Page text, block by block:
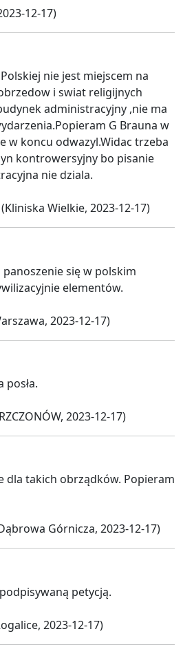
12-17)
nie jest miejscem na
i swiat religijnych
administracyjny ,nie ma
G Brauna w
w koncu odwazyl.Widac trzeba
kontrowersyjny bo pisanie
nie dziala.
(Kliniska Wielkie, 2023-12-17)
się w polskim
elementów.
2023-12-17)
posła.
2023-12-17)
dla takich obrządków. Popieram
Górnicza, 2023-12-17)
petycją.
2023-12-17)